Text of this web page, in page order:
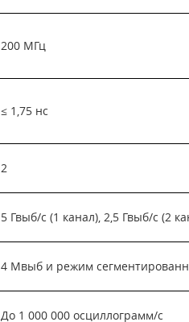
200 МГц
≤ 1,75 нс
2
5 Гвыб/с (1 канал), 2,5 Гвыб/с (2
4 Мвыб и режим
До 1 000 000 осциллограмм/с